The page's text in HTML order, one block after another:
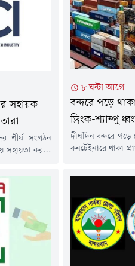
সহায়ক
শীর্ষ সংগঠন
সহায়তা করতে
ব্যবসায়ী
হয়েছে। গত
মো. ফজলুল হক
বিষয়টি
৮ ঘন্টা আগে
বন্দরে পড়ে
ড্রিংক-শ্যাম্পু
দীর্ঘদিন বন্দরে পড়ে
কনটেইনারে থাকা
ধ্বংসের
আগস্ট) চট্টগ্রাম
মাধ্যমে...